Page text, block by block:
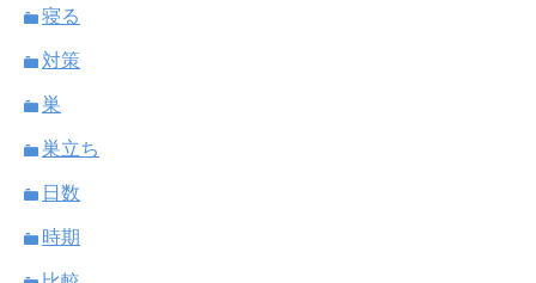
寝る
対策
巣
巣立ち
日数
時期